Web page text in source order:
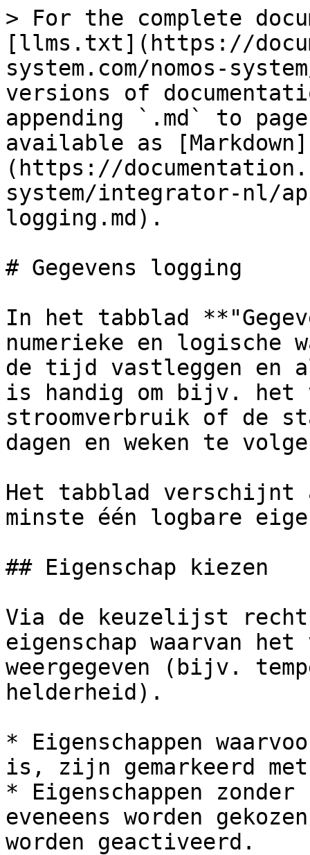
> For the complete
[llms.txt](https://
system.com/nomos-
versions of
appending `.md` to
available as [Markdown]
(https://
system/integrator-nl/
logging.md).
# Gegevens logging
In het tabblad
numerieke en logische
de tijd vastleggen en
is handig om bijv. het
stroomverbruik of de
dagen en weken te
Het tabblad verschijnt
minste één logbare
## Eigenschap kiezen
Via de keuzelijst
eigenschap waarvan het
weergegeven (bijv.
helderheid).
* Eigenschappen
is, zijn gemarkeerd
* Eigenschappen
eveneens worden
worden geactiveerd.